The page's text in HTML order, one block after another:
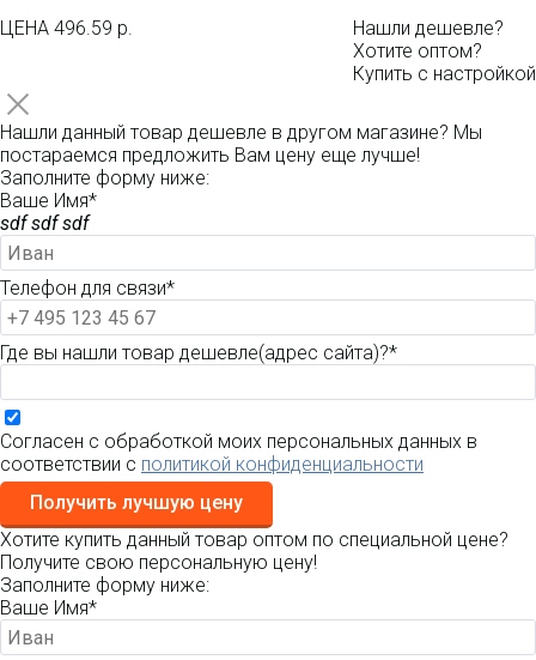
ЦЕНА 496.59 р.
Нашли дешевле?
Хотите оптом?
Купить с настройкой
Нашли данный товар дешевле в другом магазине? Мы
постараемся предложить Вам цену еще лучше!
Заполните форму ниже:
Ваше Имя*
sdf sdf sdf
Телефон для связи*
Где вы нашли товар дешевле(адрес сайта)?*
Согласен с обработкой моих персональных данных в
соответствии с политикой конфиденциальности
Получить лучшую цену
Хотите купить данный товар оптом по специальной цене?
Получите свою персональную цену!
Заполните форму ниже:
Ваше Имя*